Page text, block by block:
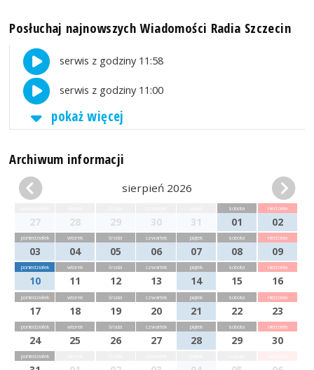
Posłuchaj najnowszych Wiadomości Radia Szczecin
serwis z godziny 11:58
serwis z godziny 11:00
pokaż więcej
Archiwum informacji
sierpień 2026
27 28 29 30 31
sobota
01
niedziela
02
poniedziałek
03
wtorek
04
środa
05
czwartek
06
piątek
07
sobota
08
niedziela
09
poniedziałek
10
wtorek
11
środa
12
czwartek
13
piątek
14
sobota
15
niedziela
16
poniedziałek
17
wtorek
18
środa
19
czwartek
20
piątek
21
sobota
22
niedziela
23
poniedziałek
24
wtorek
25
środa
26
czwartek
27
piątek
28
sobota
29
niedziela
30
poniedziałek